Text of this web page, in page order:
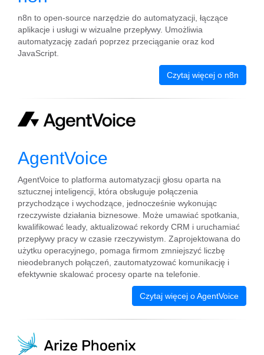
n8n to open-source narzędzie do automatyzacji, łączące
aplikacje i usługi w wizualne przepływy. Umożliwia
automatyzację zadań poprzez przeciąganie oraz kod
JavaScript.
Czytaj więcej o n8n
AgentVoice
AgentVoice to platforma automatyzacji głosu oparta na
sztucznej inteligencji, która obsługuje połączenia
przychodzące i wychodzące, jednocześnie wykonując
rzeczywiste działania biznesowe. Może umawiać spotkania,
kwalifikować leady, aktualizować rekordy CRM i uruchamiać
przepływy pracy w czasie rzeczywistym. Zaprojektowana do
użytku operacyjnego, pomaga firmom zmniejszyć liczbę
nieodebranych połączeń, zautomatyzować komunikację i
efektywnie skalować procesy oparte na telefonie.
Czytaj więcej o AgentVoice